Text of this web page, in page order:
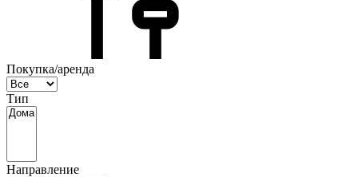
Покупка/аренда
Тип
Направление